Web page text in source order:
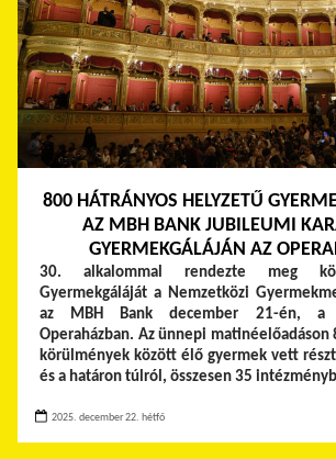
800 HÁTRÁNYOS HELYZETŰ
AZ MBH BANK JUBILEUMI
GYERMEKGÁLÁJÁN AZ
30. alkalommal rendezte meg
Gyermekgáláját a Nemzetközi
az MBH Bank december 21-én, a
Operaházban. Az ünnepi matinéelőadáson
körülmények között élő gyermek vett
és a határon túlról, összesen 35
2025. december 22. hétfő